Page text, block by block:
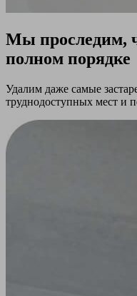
Мы проследим,
полном порядке
Удалим даже самые
труднодоступных мест и